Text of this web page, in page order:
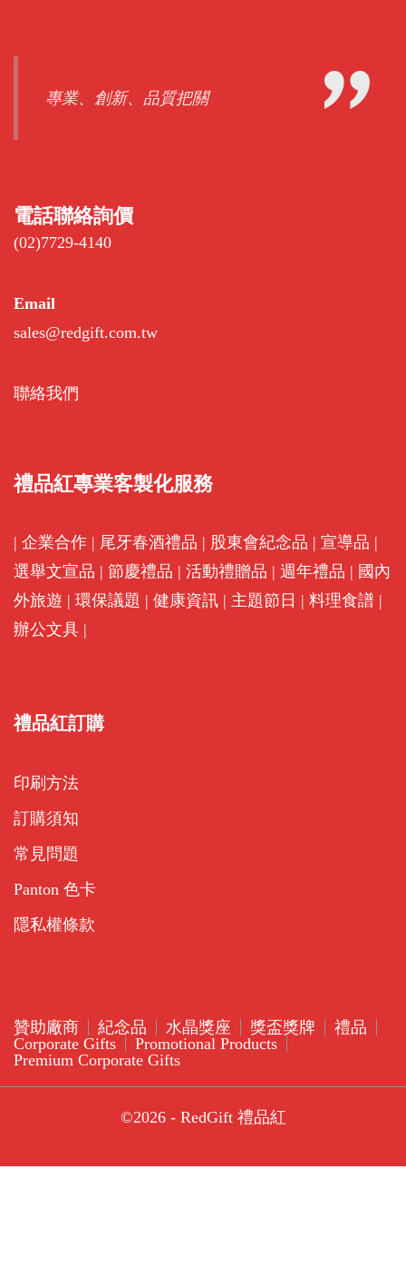
專業、創新、品質把關
電話聯絡詢價
(02)7729-4140
Email
sales@redgift.com.tw
聯絡我們
禮品紅專業客製化服務
| 企業合作 | 尾牙春酒禮品 | 股東會紀念品 | 宣導品 |
選舉文宣品 | 節慶禮品 | 活動禮贈品 | 週年禮品 | 國內
外旅遊 | 環保議題 | 健康資訊 | 主題節日 | 料理食譜 |
辦公文具 |
禮品紅訂購
印刷方法
訂購須知
常見問題
Panton 色卡
隱私權條款
贊助廠商 紀念品 水晶獎座 獎盃獎牌
禮品
Corporate Gifts
Promotional Products
Premium Corporate Gifts
©2026 - RedGift 禮品紅